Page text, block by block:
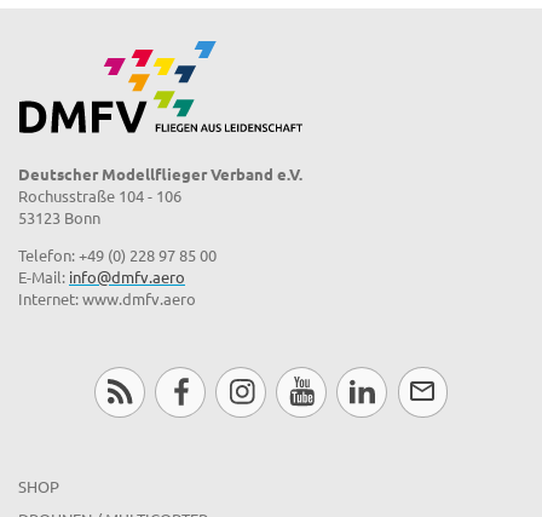
Deutscher Modellflieger Verband e.V.
Rochusstraße 104 - 106
53123 Bonn
Telefon: +49 (0) 228 97 85 00
E-Mail: info@dmfv.aero
Internet: www.dmfv.aero
SHOP